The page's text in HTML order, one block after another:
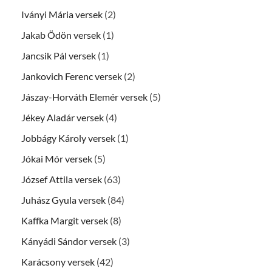
Iványi Mária versek (2)
Jakab Ödön versek (1)
Jancsik Pál versek (1)
Jankovich Ferenc versek (2)
Jászay-Horváth Elemér versek (5)
Jékey Aladár versek (4)
Jobbágy Károly versek (1)
Jókai Mór versek (5)
József Attila versek (63)
Juhász Gyula versek (84)
Kaffka Margit versek (8)
Kányádi Sándor versek (3)
Karácsony versek (42)